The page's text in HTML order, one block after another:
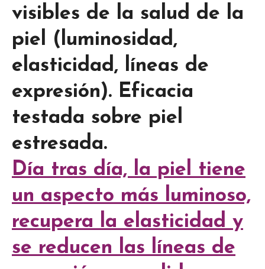
visibles de la salud de la
piel (luminosidad,
elasticidad, líneas de
expresión). Eficacia
testada sobre piel
estresada.
Día tras día, la piel tiene
un aspecto más luminoso,
recupera la elasticidad y
se reducen las líneas de